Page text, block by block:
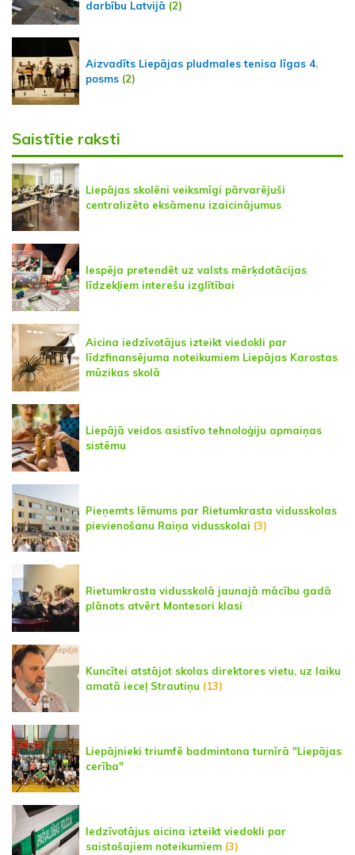
darbību Latvijā (2)
Aizvadīts Liepājas pludmales tenisa līgas 4.
posms (2)
Saistītie raksti
Liepājas skolēni veiksmīgi pārvarējuši
centralizēto eksāmenu izaicinājumus
Iespēja pretendēt uz valsts mērķdotācijas
līdzekļiem interešu izglītībai
Aicina iedzīvotājus izteikt viedokli par
līdzfinansējuma noteikumiem Liepājas Karostas
mūzikas skolā
Liepājā veidos asistīvo tehnoloģiju apmaiņas
sistēmu
Pieņemts lēmums par Rietumkrasta vidusskolas
pievienošanu Raiņa vidusskolai (3)
Rietumkrasta vidusskolā jaunajā mācību gadā
plānots atvērt Montesori klasi
Kuncītei atstājot skolas direktores vietu, uz laiku
amatā ieceļ Strautiņu (13)
Liepājnieki triumfē badmintona turnīrā "Liepājas
cerība"
Iedzīvotājus aicina izteikt viedokli par
saistošajiem noteikumiem (3)